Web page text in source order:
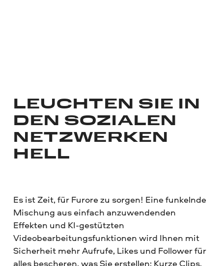
LEUCHTEN SIE IN
DEN SOZIALEN
NETZWERKEN
HELL
Es ist Zeit, für Furore zu sorgen! Eine funkelnde
Mischung aus einfach anzuwendenden
Effekten und KI-gestützten
Videobearbeitungsfunktionen wird Ihnen mit
Sicherheit mehr Aufrufe, Likes und Follower für
alles bescheren, was Sie erstellen: Kurze Clips,